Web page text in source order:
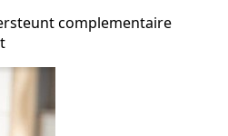
complementaire